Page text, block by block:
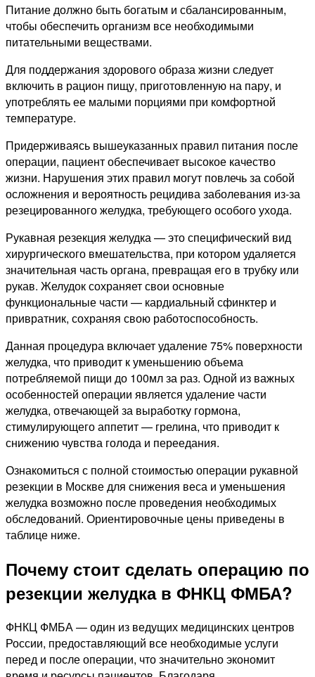
Питание должно быть богатым и сбалансированным,
чтобы обеспечить организм все необходимыми
питательными веществами.
Для поддержания здорового образа жизни следует
включить в рацион пищу, приготовленную на пару, и
употреблять ее малыми порциями при комфортной
температуре.
Придерживаясь вышеуказанных правил питания после
операции, пациент обеспечивает высокое качество
жизни. Нарушения этих правил могут повлечь за собой
осложнения и вероятность рецидива заболевания из-за
резецированного желудка, требующего особого ухода.
Рукавная резекция желудка — это специфический вид
хирургического вмешательства, при котором удаляется
значительная часть органа, превращая его в трубку или
рукав. Желудок сохраняет свои основные
функциональные части — кардиальный сфинктер и
привратник, сохраняя свою работоспособность.
Данная процедура включает удаление 75% поверхности
желудка, что приводит к уменьшению объема
потребляемой пищи до 100мл за раз. Одной из важных
особенностей операции является удаление части
желудка, отвечающей за выработку гормона,
стимулирующего аппетит — грелина, что приводит к
снижению чувства голода и переедания.
Ознакомиться с полной стоимостью операции рукавной
резекции в Москве для снижения веса и уменьшения
желудка возможно после проведения необходимых
обследований. Ориентировочные цены приведены в
таблице ниже.
Почему стоит сделать операцию по
резекции желудка в ФНКЦ ФМБА?
ФНКЦ ФМБА — один из ведущих медицинских центров
России, предоставляющий все необходимые услуги
перед и после операции, что значительно экономит